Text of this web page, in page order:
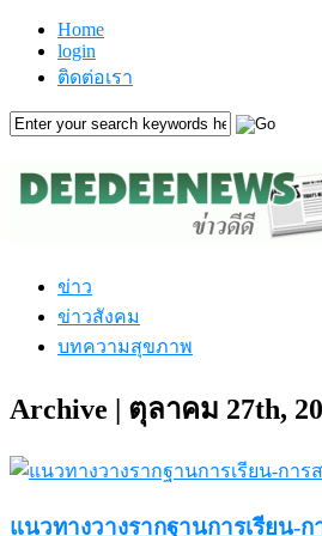
Home
login
ติดต่อเรา
ข่าว
ข่าวสังคม
บทความสุขภาพ
Archive | ตุลาคม 27th,
แนวทางวางรากฐานการเรียน-